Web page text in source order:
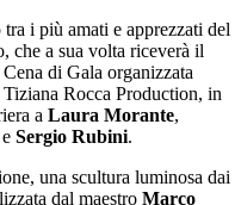
tra i più amati e apprezzati del
che a sua volta riceverà il
di Gala organizzata
Rocca Production, in
a Laura Morante,
e Sergio Rubini.
una scultura luminosa dai
dal maestro Marco